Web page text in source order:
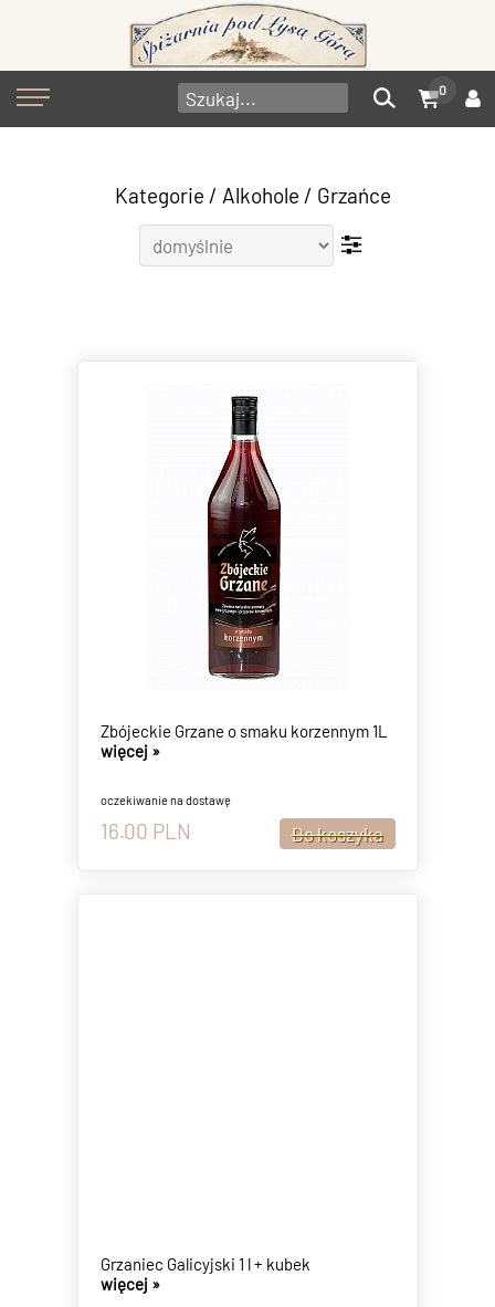
0
Kategorie / Alkohole / Grzańce
Zbójeckie Grzane o smaku korzennym 1L
więcej »
oczekiwanie na dostawę
16.00 PLN
Grzaniec Galicyjski 1 l + kubek
więcej »